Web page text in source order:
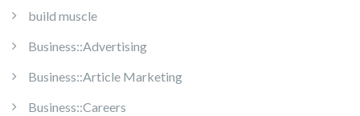
build muscle
Business::Advertising
Business::Article Marketing
Business::Careers